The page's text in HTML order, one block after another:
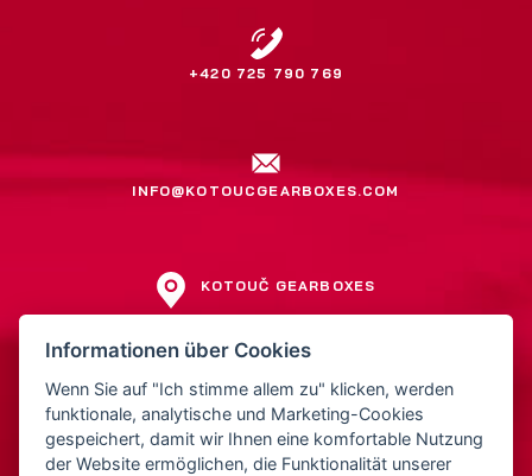
+420 725 790 769
INFO@KOTOUCGEARBOXES.COM
KOTOUČ GEARBOXES
Jiří Kotouč
Přerovská 561
752 01 Kojetín
Tschechien
Informationen über Cookies
Wenn Sie auf "Ich stimme allem zu" klicken, werden
funktionale, analytische und Marketing-Cookies
gespeichert, damit wir Ihnen eine komfortable Nutzung
der Website ermöglichen, die Funktionalität unserer